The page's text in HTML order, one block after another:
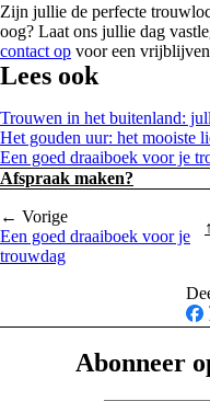
Zijn jullie de perfecte
oog? Laat ons jullie dag
contact op voor een
Lees ook
Trouwen in het buitenland:
Het gouden uur: het mooiste
Een goed draaiboek voor je
Afspraak maken?
← Vorige
Een goed draaiboek voor je
trouwdag
Abonneer